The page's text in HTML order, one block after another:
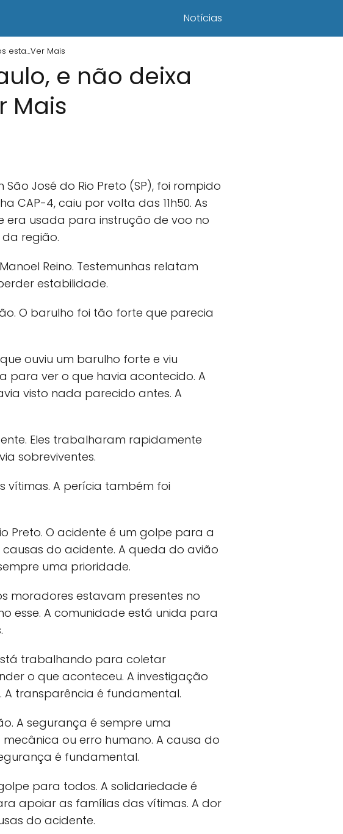
Notícias
esta…Ver Mais
e não deixa
Mais
José do Rio Preto (SP), foi rompido
CAP-4, caiu por volta das 11h50. As
era usada para instrução de voo no
região.
Reino. Testemunhas relatam
estabilidade.
O barulho foi tão forte que parecia
ouviu um barulho forte e viu
para ver o que havia acontecido. A
visto nada parecido antes. A
Eles trabalharam rapidamente
sobreviventes.
vítimas. A perícia também foi
Preto. O acidente é um golpe para a
do acidente. A queda do avião
uma prioridade.
moradores estavam presentes no
esse. A comunidade está unida para
trabalhando para coletar
o que aconteceu. A investigação
transparência é fundamental.
A segurança é sempre uma
ou erro humano. A causa do
é fundamental.
para todos. A solidariedade é
apoiar as famílias das vítimas. A dor
do acidente.